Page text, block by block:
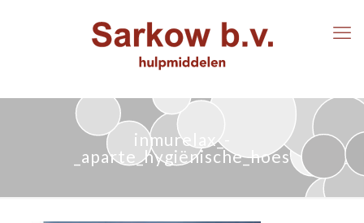
inmurelax_-
_aparte_hygiënische_hoes